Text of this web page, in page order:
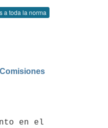
a toda la norma